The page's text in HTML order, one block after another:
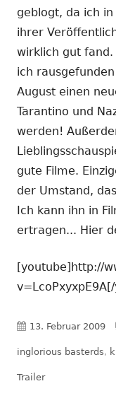
geblogt, da ich
ihrer
wirklich gut fand.
ich
August einen
Tarantino und
werden!
gute Filme.
der Umstand,
Ich kann ihn in
ertragen... Hier
[youtube]http://
Veröffentlicht
am
13. Februar 2009
inglorious basterds,
Trailer